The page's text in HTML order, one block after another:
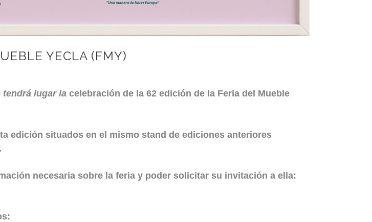
YECLA (FMY)
tendrá lugar la celebración de la 62 edición de la Feria del Mueble
edición situados en el mismo stand de ediciones anteriores
necesaria sobre la feria y poder solicitar su invitación a ella: